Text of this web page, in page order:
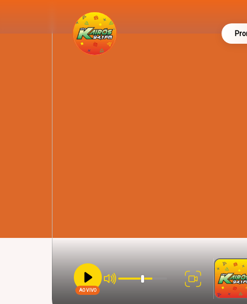
AO VIVO